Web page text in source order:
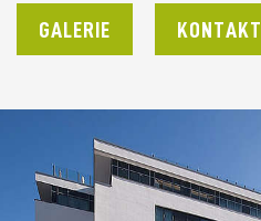
GALERIE KONTAKT